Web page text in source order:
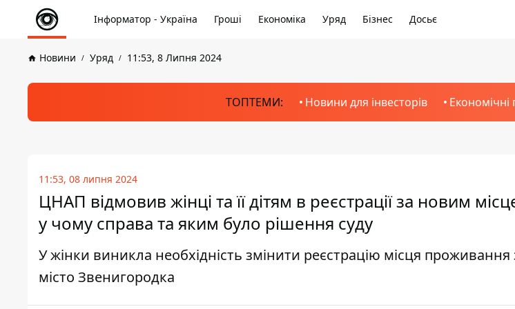
Інформатор - Україна Гроші Економіка Уряд Бізнес Досьє
Новини Уряд 11:53, 8 Липня 2024
ТОПТЕМИ: Новини для інвесторів Економічні
11:53, 08 липня 2024
ЦНАП відмовив жінці та її дітям в реєстрації за новим
у чому справа та яким було рішення суду
У жінки виникла необхідність змінити реєстрацію місця
місто Звенигородка